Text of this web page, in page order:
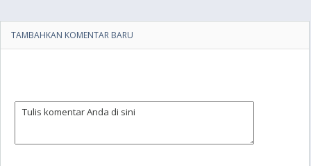
TAMBAHKAN KOMENTAR BARU